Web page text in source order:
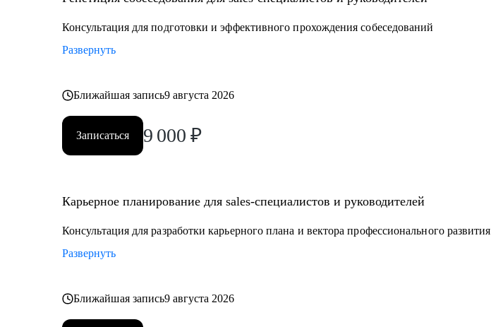
трудностями и не видит роста
Консультация для подготовки и эффективного прохождения собеседований
Развернуть
Ближайшая запись9 августа 2026
Записаться 9 000 ₽
Карьерное планирование для sales-специалистов и руководителей
Консультация для разработки карьерного плана и вектора профессионального развития
Развернуть
Ближайшая запись9 августа 2026